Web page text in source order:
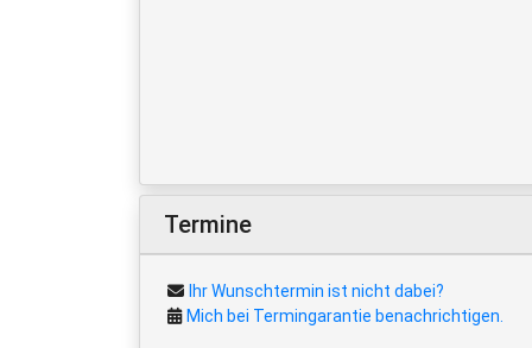
Termine
Ihr Wunschtermin ist nicht dabei?
Mich bei Termingarantie benachrichtigen.